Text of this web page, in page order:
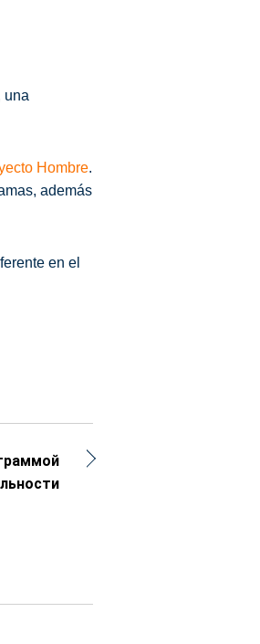
una
Hombre.
además
en el